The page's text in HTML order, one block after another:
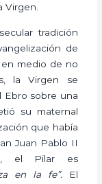
Virgen.
tradición
de
en medio de no
la Virgen se
Ebro sobre una
su maternal
que había
Juan Pablo II
el Pilar es
en la fe”.
El